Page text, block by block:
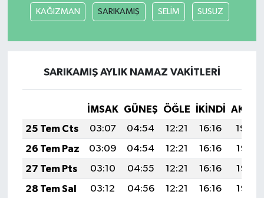
KAĞIZMAN SARIKAMIŞ SELİM SUSUZ
SARIKAMIŞ AYLIK NAMAZ VAKITLERI
İMSAK GÜNEŞ ÖĞLE İKINDI
25 Tem Cts
03:07 04:54 12:21 16:16
19:39
26 Tem Paz
03:09 04:54 12:21 16:16
19:38
27 Tem Pts
03:10 04:55 12:21 16:16
19:37
28 Tem Sal
03:12 04:56 12:21 16:16
19:36